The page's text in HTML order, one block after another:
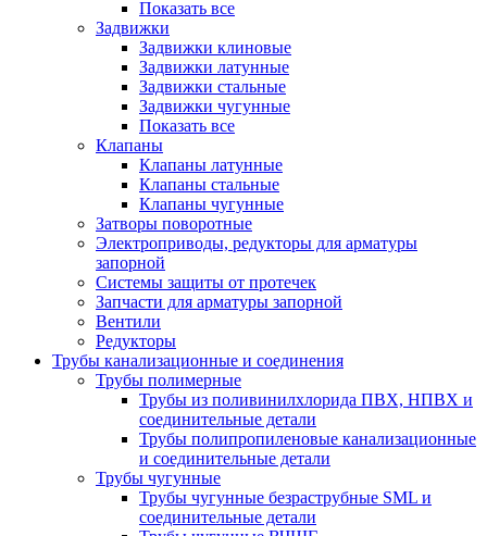
Показать все
Задвижки
Задвижки клиновые
Задвижки латунные
Задвижки стальные
Задвижки чугунные
Показать все
Клапаны
Клапаны латунные
Клапаны стальные
Клапаны чугунные
Затворы поворотные
Электроприводы, редукторы для арматуры
запорной
Системы защиты от протечек
Запчасти для арматуры запорной
Вентили
Редукторы
Трубы канализационные и соединения
Трубы полимерные
Трубы из поливинилхлорида ПВХ, НПВХ и
соединительные детали
Трубы полипропиленовые канализационные
и соединительные детали
Трубы чугунные
Трубы чугунные безраструбные SML и
соединительные детали